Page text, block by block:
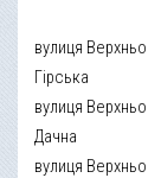
вулиця Верхньо
Гірська
вулиця Верхньо
Дачна
вулиця Верхньо